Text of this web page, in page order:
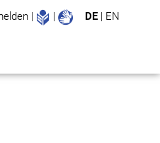
| Leichte Sprache
| DE | EN